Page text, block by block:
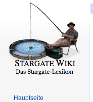
Hauptseite